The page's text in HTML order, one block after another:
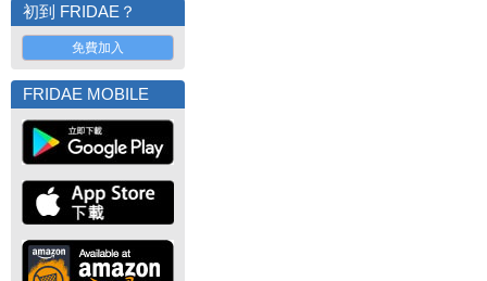
初到 FRIDAE？
免費加入
FRIDAE MOBILE